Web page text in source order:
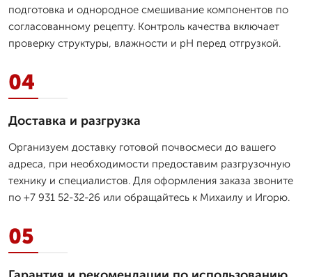
подготовка и однородное смешивание компонентов по
согласованному рецепту. Контроль качества включает
проверку структуры, влажности и pH перед отгрузкой.
04
Доставка и разгрузка
Организуем доставку готовой почвосмеси до вашего
адреса, при необходимости предоставим разгрузочную
технику и специалистов. Для оформления заказа звоните
по +7 931 52-32-26 или обращайтесь к Михаилу и Игорю.
05